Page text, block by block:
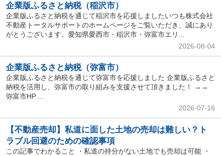
企業版ふるさと納税（稲沢市）
企業版ふるさと納税を通じて稲沢市を応援しましたいつも株式会社
不動産トータルサポートのホームページをご覧いただき、誠にあり
がとうございます。愛知県愛西市・稲沢市・弥富市エリ...
2026-08-04
企業版ふるさと納税（弥富市）
企業版ふるさと納税を通じて弥富市を応援しました 企業版ふるさと
納税を活用し、弥富市の取り組みを支援させて頂きました！ →→
弥富市HP ...
2026-07-16
【不動産売却】私道に面した土地の売却は難しい？ト
ラブル回避のための確認事項
この記事でわかること ・私道の持分がない土地でも売却は可能 ・